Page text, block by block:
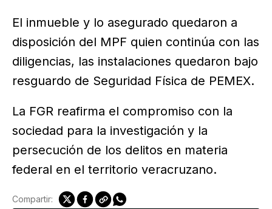
El inmueble y lo asegurado quedaron a
disposición del MPF quien continúa con las
diligencias, las instalaciones quedaron bajo
resguardo de Seguridad Física de PEMEX.
La FGR reafirma el compromiso con la
sociedad para la investigación y la
persecución de los delitos en materia
federal en el territorio veracruzano.
Compartir: